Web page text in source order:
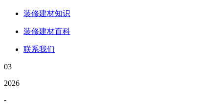
装修建材知识
装修建材百科
联系我们
03
2026
-